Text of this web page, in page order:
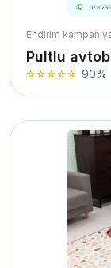
Endirim
Pultlu
90%